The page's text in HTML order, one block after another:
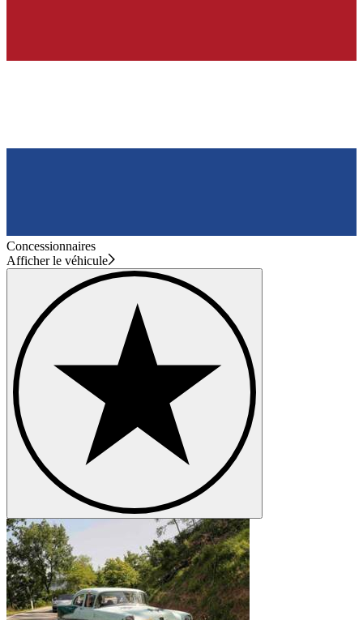
Concessionnaires
Afficher le véhicule